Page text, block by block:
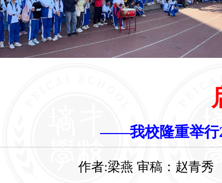
——我校隆重举行
作者:梁燕 审稿：赵青
齐聚达人广场，参加2025-2026学
忠总校长、洪小湖常务副校长、
主任（副校长级）、梁张军副校